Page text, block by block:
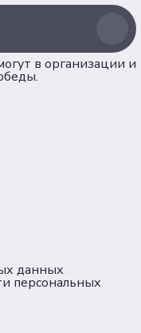
в организации и
данных
персональных